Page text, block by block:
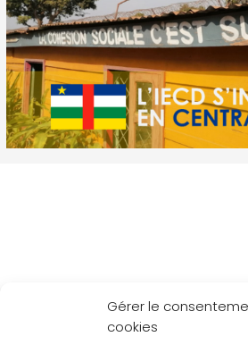
Gérer le
cookies